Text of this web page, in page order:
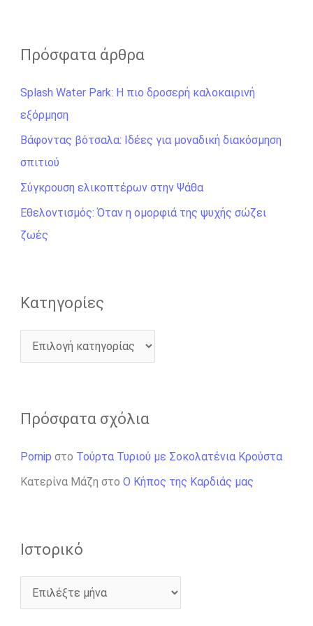
ζ
τ
η
σ
η
γ
ι
α
Πρόσφατα άρθρα
Splash Water Park: Η πιο δροσερή καλοκαιρινή
εξόρμηση
Βάφοντας βότσαλα: Ιδέες για μοναδική διακόσμηση
σπιτιού
Σύγκρουση ελικοπτέρων στην Ψάθα
Εθελοντισμός: Όταν η ομορφιά της ψυχής σώζει
ζωές
Kατηγορίες
Πρόσφατα σχόλια
Pornip στο Τούρτα Τυριού με Σοκολατένια Κρούστα
Κατερίνα Μάζη στο Ο Κήπος της Καρδιάς μας
Ιστορικό